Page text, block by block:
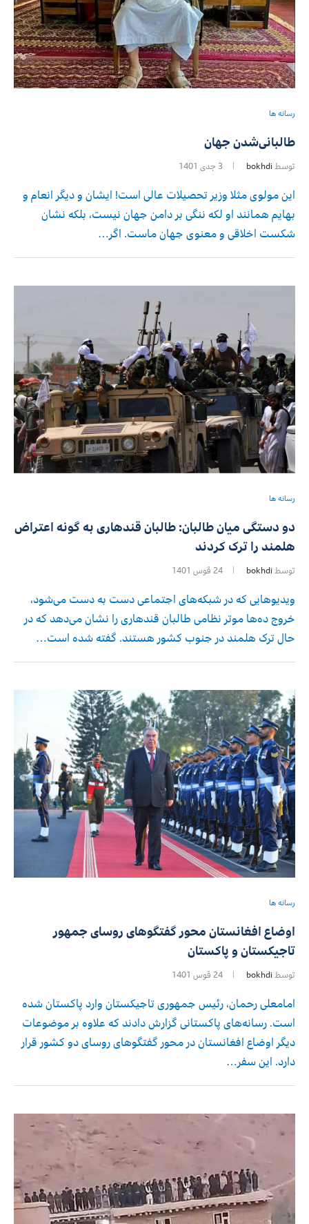
رسانه ها
طالبانی‌شدن جهان
توسط bokhdi 3 جدی 1401
این مولوی مثلا وزیر تحصیلات عالی است! ایشان و دیگر انعام و
بهایم همانند او لکه ننگی بر دامن جهان نیست، بلکه نشان
شکست اخلاقی و معنوی جهان ماست. اگر…
رسانه ها
دو دستگی میان طالبان: طالبان قندهاری به گونه اعتراض
هلمند را ترک کردند
توسط bokhdi 24 قوس 1401
ویدیوهایی که در شبکه‌های اجتماعی دست‌ به دست می‌شود،
خروج ده‌ها موتر نظامی طالبان قندهاری را نشان می‌دهد که در
حال ترک هلمند در جنوب کشور هستند. گفته شده است…
رسانه ها
اوضاع افغانستان محور گفتگوهای روسای جمهور
تاجیکستان و پاکستان
توسط bokhdi 24 قوس 1401
امامعلی رحمان، رئیس جمهوری تاجیکستان وارد پاکستان شده
است. رسانه‌های پاکستانی گزارش دادند که علاوه بر موضوعات
دیگر اوضاع افغانستان در محور گفتگوهای روسای دو کشور قرار
دارد. این سفر…